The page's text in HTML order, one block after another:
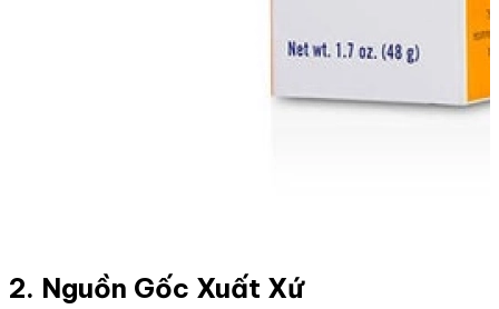
2. Nguồn Gốc Xuất Xứ